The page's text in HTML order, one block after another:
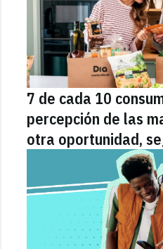
7 de cada 10
percepción de las
otra oportunidad,